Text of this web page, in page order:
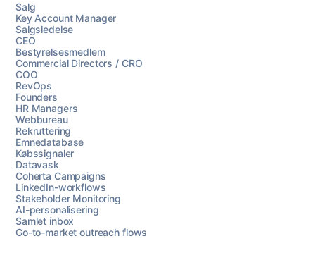
Salg
Key Account Manager
Salgsledelse
CEO
Bestyrelsesmedlem
Commercial Directors / CRO
COO
RevOps
Founders
HR Managers
Webbureau
Rekruttering
Emnedatabase
Købssignaler
Datavask
Coherta Campaigns
LinkedIn-workflows
Stakeholder Monitoring
AI-personalisering
Samlet inbox
Go-to-market outreach flows